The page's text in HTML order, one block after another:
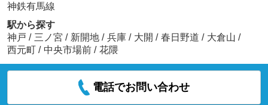
神鉄有馬線
駅から探す
神戸 / 三ノ宮 / 新開地 / 兵庫 / 大開 / 春日野道 / 大倉山 /
西元町 / 中央市場前 / 花隈
電話でお問い合わせ